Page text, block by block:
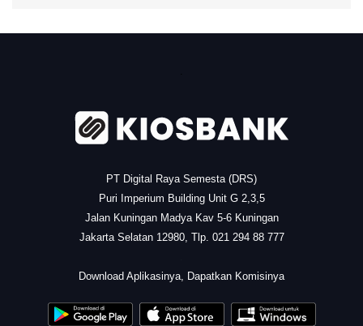
PT Digital Raya Semesta (DRS)
Puri Imperium Building Unit G 2,3,5
Jalan Kuningan Madya Kav 5-6 Kuningan
Jakarta Selatan 12980, Tlp. 021 294 88 777
Download Aplikasinya, Dapatkan Komisinya